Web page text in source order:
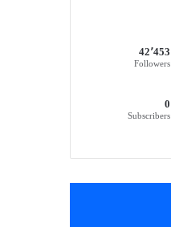
42٬453
Followers
0
Subscribers